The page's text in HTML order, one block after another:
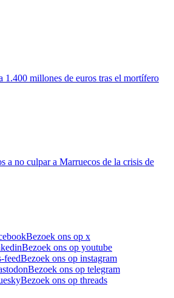
1.400 millones de euros tras el mortífero
a no culpar a Marruecos de la crisis de
Bezoek ons op x
Bezoek ons op youtube
feedBezoek ons op instagram
Bezoek ons op telegram
Bezoek ons op threads